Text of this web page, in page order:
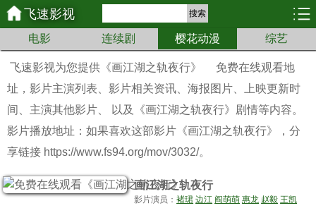
飞速影视 搜索
电影 连续剧 樱花动漫 综艺
飞速影视为您提供 《画江湖之轨夜行》
免费在线观看地
址，影片主演列表、影片相关资讯、海报图片、上映更新时
间、主演其他影片、 以及《画江湖之轨夜行》剧情等内容。
影片播放地址：如果喜欢这部影片《画江湖之轨夜行》，分
享链接 https://www.fs94.org/mov/3032/。
画江湖之轨夜行
影片演员：褚珺 边江 阎萌萌 惠龙 赵毅 王凯